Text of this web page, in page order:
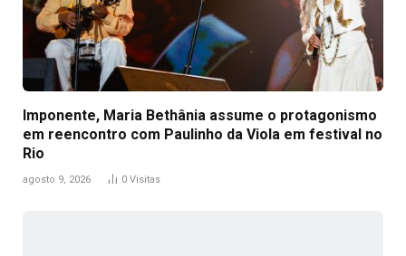
Imponente, Maria Bethânia assume o protagonismo
em reencontro com Paulinho da Viola em festival no
Rio
agosto 9, 2026 0 Visitas